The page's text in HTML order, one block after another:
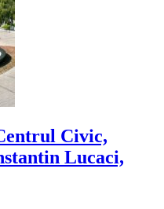
Civic,
Lucaci,